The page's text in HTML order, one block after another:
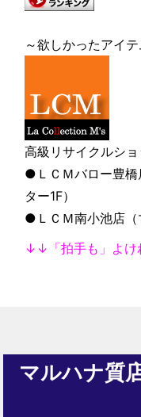
～欲しかったアイ
高級リサイクルシ
●ＬＣＭバロー豊橋
ター1F）
●ＬＣＭ南小池店（
↓↓「拍手も」よけ
マルハナ質